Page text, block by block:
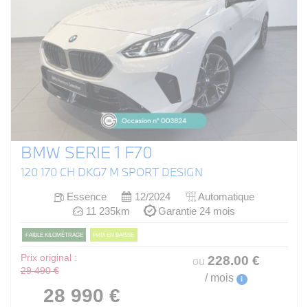
BMW SERIE 1 F70
120 170 CH DKG7 M SPORT DESIGN
Essence 12/2024
Automatique
11 235km
Garantie 24 mois
FAIBLE KILOMÉTRAGE PRIX EN BAISSE
Prix original :
29 490 €
28 990 €
ou 228.00 €
/ mois i